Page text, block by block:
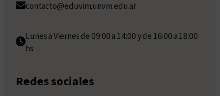
contacto@eduvim.unvm.edu.ar
Lunes a Viernes de 09:00 a 14:00 y de 16:00 a 18:00
hs
Redes sociales